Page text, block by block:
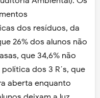
dos resíduos, da
26% dos alunos não
que 34,6% não
dos 3 R´s, que
aberta enquanto